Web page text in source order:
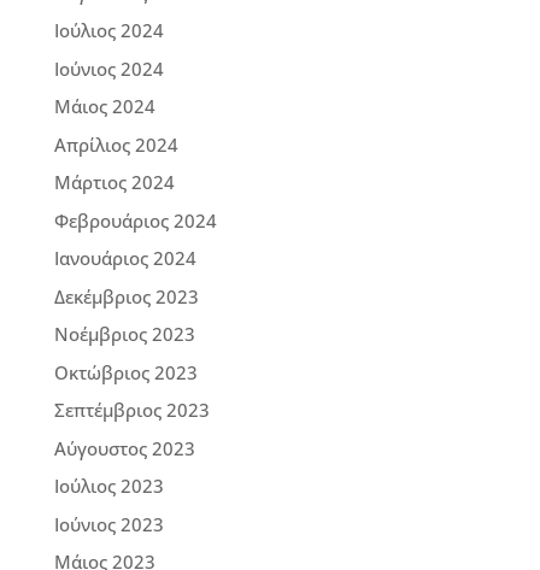
Ιούλιος 2024
Ιούνιος 2024
Μάιος 2024
Απρίλιος 2024
Μάρτιος 2024
Φεβρουάριος 2024
Ιανουάριος 2024
Δεκέμβριος 2023
Νοέμβριος 2023
Οκτώβριος 2023
Σεπτέμβριος 2023
Αύγουστος 2023
Ιούλιος 2023
Ιούνιος 2023
Μάιος 2023